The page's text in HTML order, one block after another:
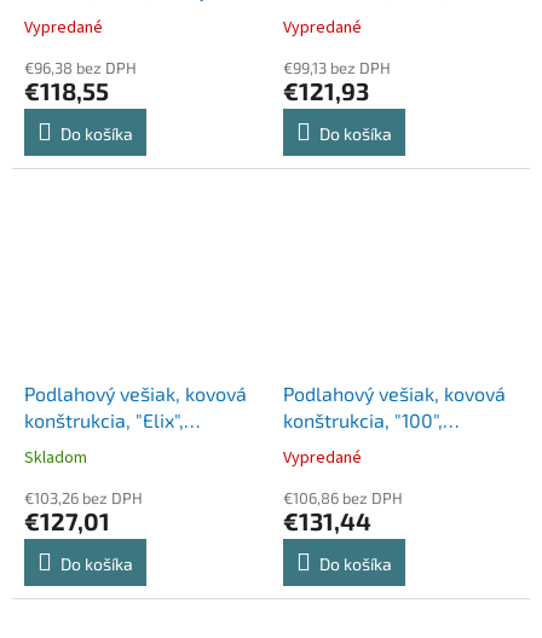
Vypredané
€96,38 bez DPH
€118,55
Do košíka
čierny
Vypredané
€99,13 bez DPH
€121,93
Do košíka
Podlahový vešiak, kovová
konštrukcia, "Elix",
strieborný
Skladom
€103,26 bez DPH
€127,01
Do košíka
Podlahový vešiak, kovová
konštrukcia, "100",
pochrómovaný
Vypredané
€106,86 bez DPH
€131,44
Do košíka